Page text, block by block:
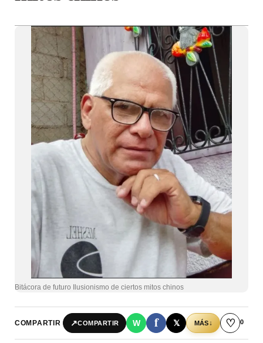
Bitácora de futuro Ilusionismo de ciertos mitos chinos
COMPARTIR ↗COMPARTIR W f 𝕏 MÁS↓ ♡ 0